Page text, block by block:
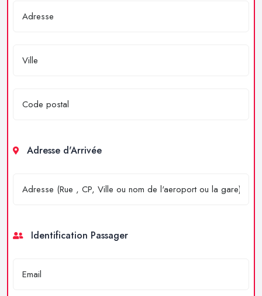
Adresse d'Arrivée
Identification Passager